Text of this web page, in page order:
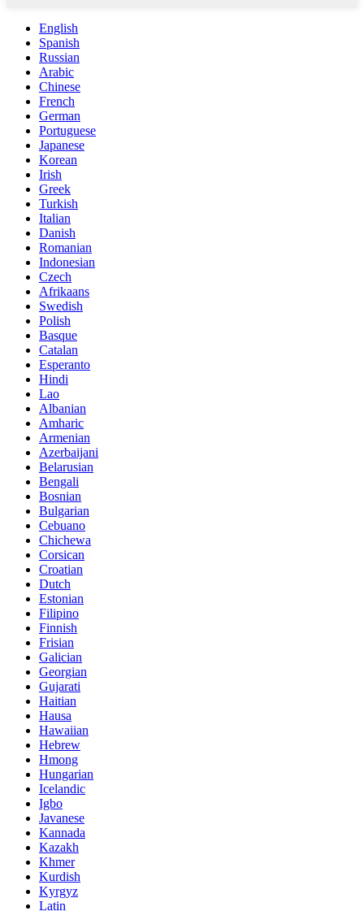
English
Spanish
Russian
Arabic
Chinese
French
German
Portuguese
Japanese
Korean
Irish
Greek
Turkish
Italian
Danish
Romanian
Indonesian
Czech
Afrikaans
Swedish
Polish
Basque
Catalan
Esperanto
Hindi
Lao
Albanian
Amharic
Armenian
Azerbaijani
Belarusian
Bengali
Bosnian
Bulgarian
Cebuano
Chichewa
Corsican
Croatian
Dutch
Estonian
Filipino
Finnish
Frisian
Galician
Georgian
Gujarati
Haitian
Hausa
Hawaiian
Hebrew
Hmong
Hungarian
Icelandic
Igbo
Javanese
Kannada
Kazakh
Khmer
Kurdish
Kyrgyz
Latin